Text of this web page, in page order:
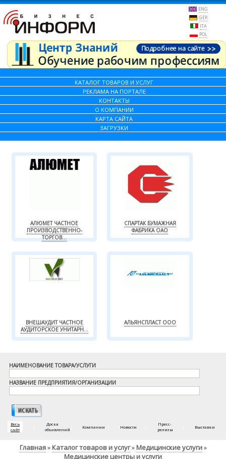
ENG
GER
ITA
POL
КАТАЛОГ ТОВАРОВ И УСЛУГ
РЕКЛАМА НА ПОРТАЛЕ
КОНТАКТЫ
О КОМПАНИИ
КАРТА САЙТА
ЗАГРУЗКИ
АЛЮМЕТ ЧАСТНОЕ
ПРОИЗВОДСТВЕННО-
ТОРГОВ...
СПАРТАК БУМАЖНАЯ
ФАБРИКА ОАО
ВНЕШАУДИТ ЧАСТНОЕ
АУДИТОРСКОЕ УНИТАРН...
АЛЬЯНСПЛАСТ ООО
НАИМЕНОВАНИЕ ТОВАРА/УСЛУГИ
НАЗВАНИЕ ПРЕДПРИЯТИЯ/ОРГАНИЗАЦИИ
Весь
сайт
Доска
объявлений
Компании Новости
Пресс-
релизы
Выставки
Главная» Каталог товаров и услуг» Медицинские услуги»
Медицинские центры и услуги